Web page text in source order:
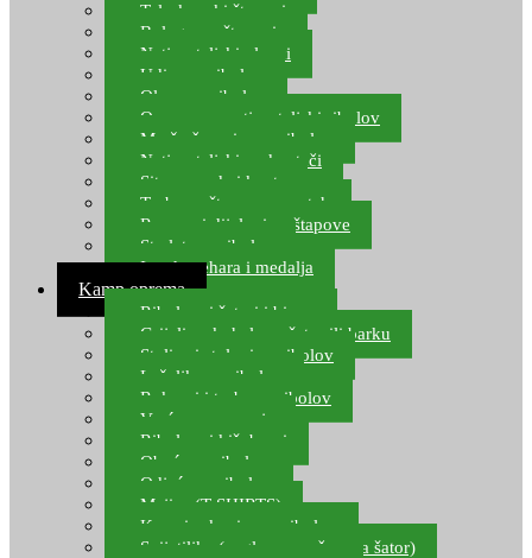
Teleskopski štapovi
Bolognese štapovi
Natjecateljski plovci
Udice za ribolov
Olovo za ribolov
Oprema za natjecateljski ribolov
Mreže čuvarice za ribolov
Natjecateljski podmetači
Sito, posude i kante
Torbe za štapove – match
Rezervni dijelovi za štapove
Starlete za ribolov
Izrada pehara i medalja
Kamp oprema
Ribolovni šatori i bivvy
Grijalice, kuhala za šator ili barku
Stolice i stolovi za ribolov
Ležaljke za ribolov
Ruksaci i torbe za ribolov
Vreće za spavanje
Ribolovni kišobrani
Obuća za ribolov
Odjeća za ribolov
Majice (T-SHIRTS)
Kape i rukavice za ribolov
Svijetiljke (naglavne, ručne, za šator)